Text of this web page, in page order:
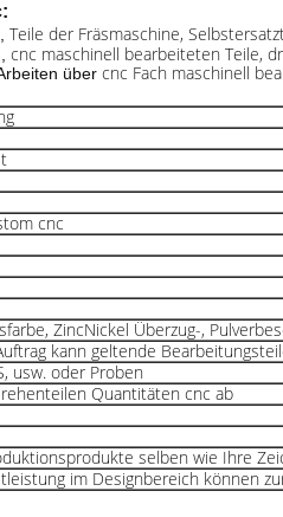
:
Teile der Fräsmaschine,
cnc maschinell bearbeiteten Teile,
über cnc Fach maschinell
cnc
ZincNickel Überzug-,
kann geltende
usw. oder Proben
Quantitäten cnc ab
selben wie Ihre
im Designbereich können